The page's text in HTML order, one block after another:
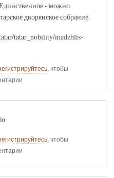
- можно
дворянское собрание.
tatar_nobility/medzhlis-
, чтобы
, чтобы